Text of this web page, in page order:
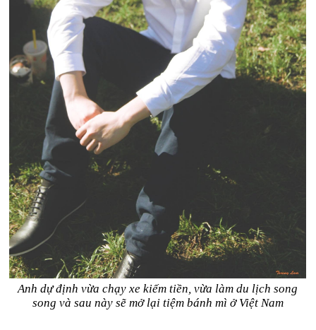
Anh dự định vừa chạy xe kiếm tiền, vừa làm du lịch song
song và sau này sẽ mở lại tiệm bánh mì ở Việt Nam